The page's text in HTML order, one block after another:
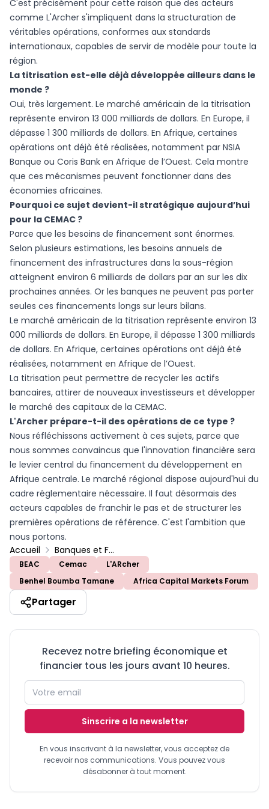
C'est précisément pour cette raison que des acteurs
comme L'Archer s'impliquent dans la structuration de
véritables opérations, conformes aux standards
internationaux, capables de servir de modèle pour toute la
région.
La titrisation est-elle déjà développée ailleurs dans le
monde ?
Oui, très largement. Le marché américain de la titrisation
représente environ 13 000 milliards de dollars. En Europe, il
dépasse 1 300 milliards de dollars. En Afrique, certaines
opérations ont déjà été réalisées, notamment par NSIA
Banque ou Coris Bank en Afrique de l’Ouest. Cela montre
que ces mécanismes peuvent fonctionner dans des
économies africaines.
Pourquoi ce sujet devient-il stratégique aujourd’hui
pour la CEMAC ?
Parce que les besoins de financement sont énormes.
Selon plusieurs estimations, les besoins annuels de
financement des infrastructures dans la sous-région
atteignent environ 6 milliards de dollars par an sur les dix
prochaines années. Or les banques ne peuvent pas porter
seules ces financements longs sur leurs bilans.
Le marché américain de la titrisation représente environ 13
000 milliards de dollars. En Europe, il dépasse 1 300 milliards
de dollars. En Afrique, certaines opérations ont déjà été
réalisées, notamment en Afrique de l’Ouest.
La titrisation peut permettre de recycler les actifs
bancaires, attirer de nouveaux investisseurs et développer
le marché des capitaux de la CEMAC.
L'Archer prépare-t-il des opérations de ce type ?
Nous réfléchissons activement à ces sujets, parce que
nous sommes convaincus que l'innovation financière sera
le levier central du financement du développement en
Afrique centrale. Le marché régional dispose aujourd'hui du
cadre réglementaire nécessaire. Il faut désormais des
acteurs capables de franchir le pas et de structurer les
premières opérations de référence. C'est l'ambition que
nous portons.
Accueil
Banques et Finance
BEAC Cemac
L'ARcher
Benhel Boumba Tamane
Africa Capital Markets Forum
Partager
Recevez notre briefing économique et
financier tous les jours avant 10 heures.
Sinscrire a la newsletter
En vous inscrivant à la newsletter, vous acceptez de
recevoir nos communications. Vous pouvez vous
désabonner à tout moment.